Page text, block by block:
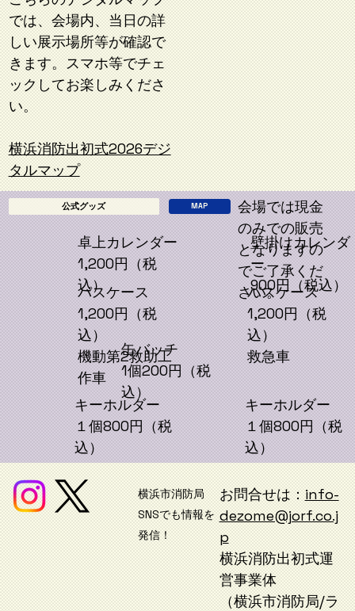
では、会場内、当日の詳
しい展示場所等が確認で
きます。スマホ等でチェ
ックしてお楽しみくださ
い。
横浜消防出初式2026デジ
タルマップ
公式グッズ
卓上カレンダー
1,200円（税
込）
壁掛けカレンダ
ー
900円（税込）
パスケース
1,200円（税
込）
機動第2救助工
作車
パスケース
1,200円（税
込）
救急車
キーホルダー
１個800円（税
込）
キーホルダー
１個800円（税
込）
缶バッチ
1個200円（税
込）
MAP
会場では現金
のみでの販売
となりますの
でご了承くだ
さい。
横浜市消防局
SNSでも情報を
発信！
お問合せは：info-
dezome@jorf.co.j
p
横浜消防出初式運
営事業体
（横浜市消防局/ラ